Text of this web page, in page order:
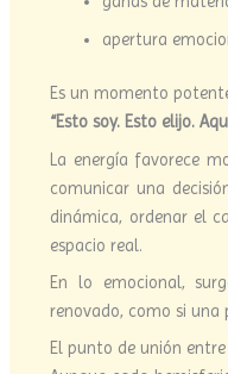
apertura
Es un momento
“Esto soy. Esto elijo.
La energía favorece
comunicar una
dinámica, ordenar el
espacio real.
En lo emocional,
renovado, como si una
El punto de unión